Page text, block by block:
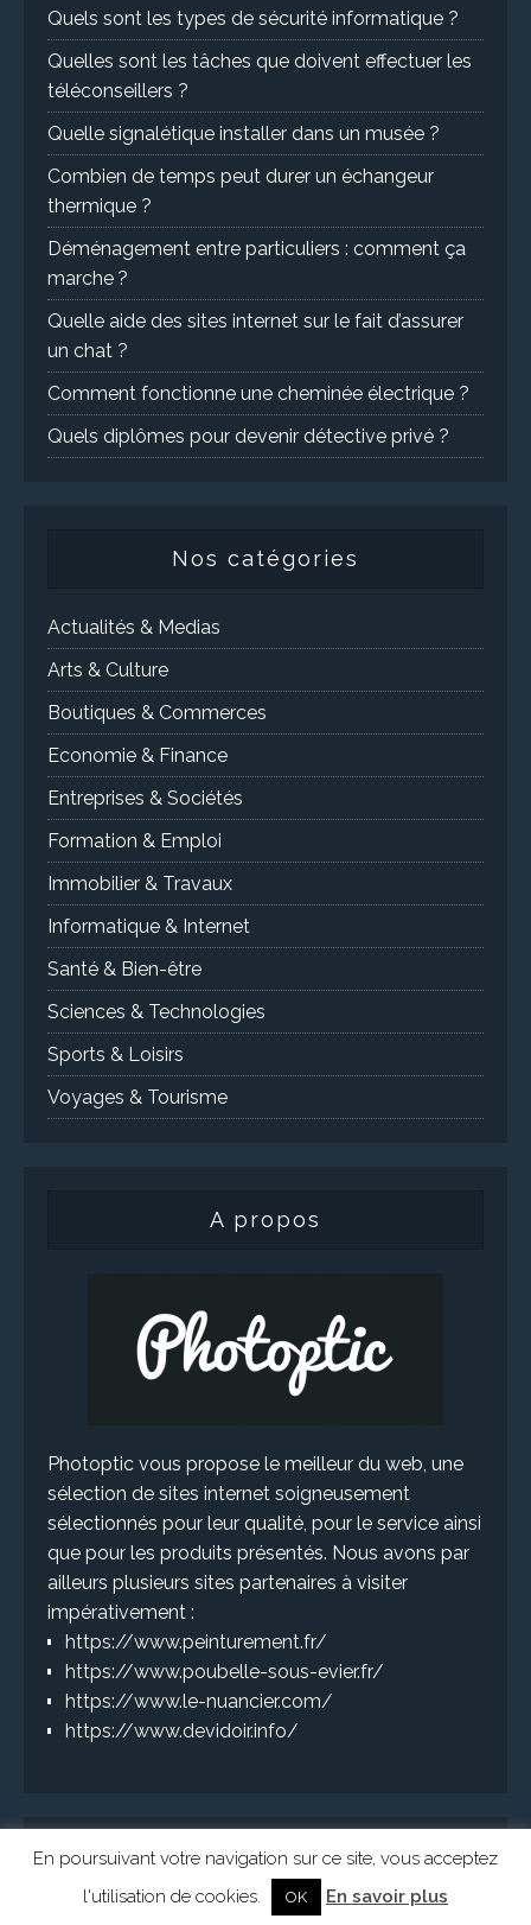
Quels sont les types de sécurité informatique ?
Quelles sont les tâches que doivent effectuer les
téléconseillers ?
Quelle signalétique installer dans un musée ?
Combien de temps peut durer un échangeur
thermique ?
Déménagement entre particuliers : comment ça
marche ?
Quelle aide des sites internet sur le fait d’assurer
un chat ?
Comment fonctionne une cheminée électrique ?
Quels diplômes pour devenir détective privé ?
Nos catégories
Actualités & Medias
Arts & Culture
Boutiques & Commerces
Economie & Finance
Entreprises & Sociétés
Formation & Emploi
Immobilier & Travaux
Informatique & Internet
Santé & Bien-être
Sciences & Technologies
Sports & Loisirs
Voyages & Tourisme
A propos
Photoptic vous propose le meilleur du web, une
sélection de sites internet soigneusement
sélectionnés pour leur qualité, pour le service ainsi
que pour les produits présentés. Nous avons par
ailleurs plusieurs sites partenaires à visiter
impérativement :
https://www.peinturement.fr/
https://www.poubelle-sous-evier.fr/
https://www.le-nuancier.com/
https://www.devidoir.info/
En poursuivant votre navigation sur ce site, vous acceptez
l'utilisation de cookies.
OK En savoir plus